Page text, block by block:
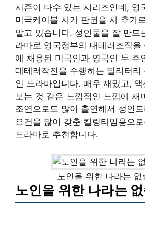
시즌이 다수 있는 시리즈인데, 영
미국케이블 사가 판권을 사 추가
알고 있습니다. 성인물을 잘 만드
라마로 영국정부의 대테러조직을
에 채용된 미국인과 영국인 두 주
대테러작전을 수행하는 밀리터리
인 드라마입니다. 매우 재밌고,
보는 것 같은 느낌적인 느낌에 재
조연으로도 많이 출연해서 성인
요건을 많이 갖춘 킬링타임용으
드라마로 추천합니다.
노인을 위한 나라는 없
노인을 위한 나라는